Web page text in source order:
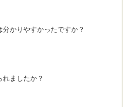
かりやすかったですか？
れましたか？